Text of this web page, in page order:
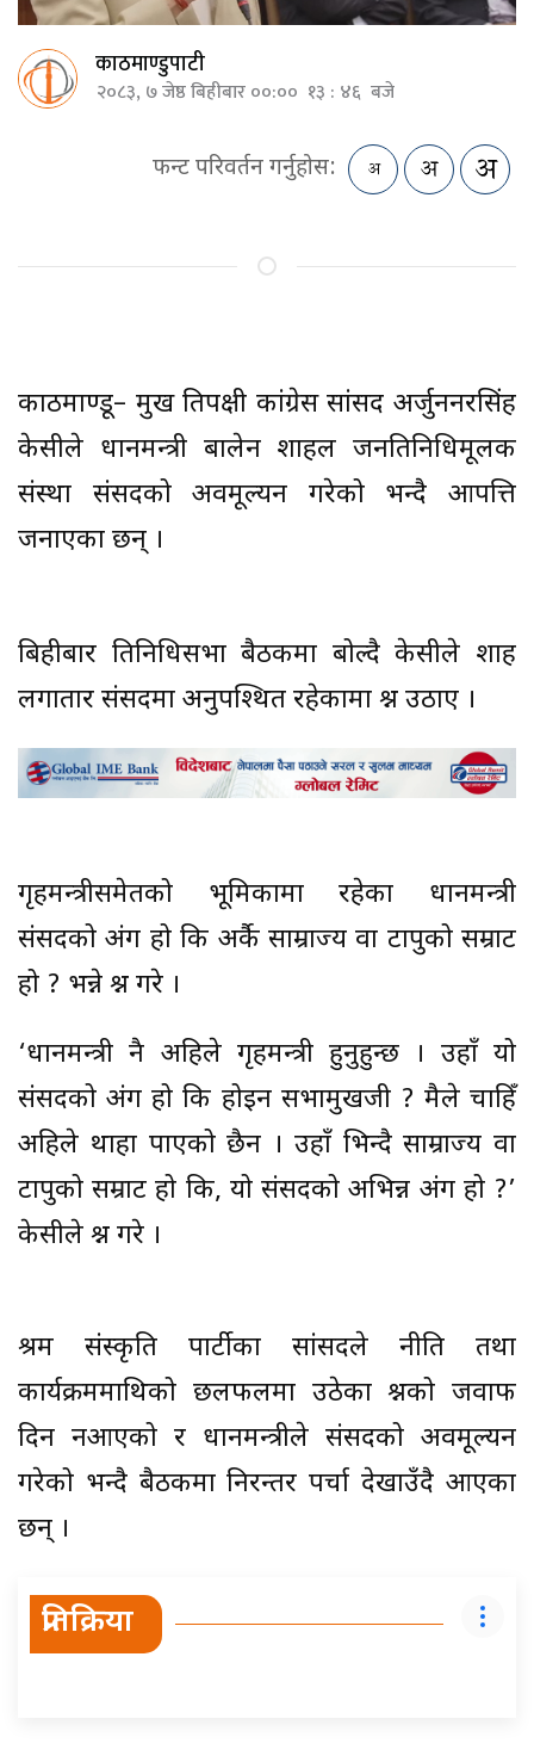
काठमाण्डुपाटी
२०८३, ७ जेष्ठ बिहीबार ००:०० १३ : ४६ बजे
फन्ट परिवर्तन गर्नुहोस:
काठमाण्डू– प्रमुख प्रतिपक्षी कांग्रेस सांसद अर्जुननरसिंह
केसीले प्रधानमन्त्री बालेन शाहल जनप्रतिनिधिमूलक
संस्था संसदको अवमूल्यन गरेको भन्दै आपत्ति
जनाएका छन् ।
बिहीबार प्रतिनिधिसभा बैठकमा बोल्दै केसीले शाह
लगातार संसदमा अनुपश्थित रहेकामा प्रश्न उठाए ।
गृहमन्त्रीसमेतको भूमिकामा रहेका प्रधानमन्त्री
संसदको अंग हो कि अर्कै साम्राज्य वा टापुको सम्राट
हो ? भन्ने प्रश्न गरे ।
‘प्रधानमन्त्री नै अहिले गृहमन्त्री हुनुहुन्छ । उहाँ यो
संसदको अंग हो कि होइन सभामुखजी ? मैले चाहिँ
अहिले थाहा पाएको छैन । उहाँ भिन्दै साम्राज्य वा
टापुको सम्राट हो कि, यो संसदको अभिन्न अंग हो ?’
केसीले प्रश्न गरे ।
श्रम संस्कृति पार्टीका सांसदले नीति तथा
कार्यक्रममाथिको छलफलमा उठेका प्रश्नको जवाफ
दिन नआएको र प्रधानमन्त्रीले संसदको अवमूल्यन
गरेको भन्दै बैठकमा निरन्तर पर्चा देखाउँदै आएका
छन् ।
प्रतिक्रिया